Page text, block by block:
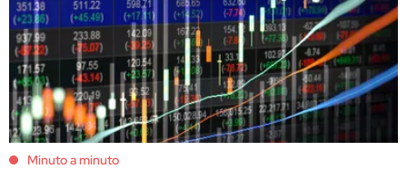
Minuto a minuto